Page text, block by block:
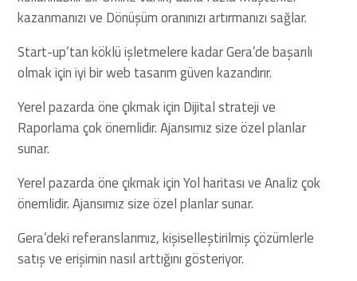
kazanmanızı ve Dönüşüm oranınızı artırmanızı sağlar.
Start-up’tan köklü işletmelere kadar Gera’de başarılı
olmak için iyi bir web tasarım güven kazandırır.
Yerel pazarda öne çıkmak için Dijital strateji ve
Raporlama çok önemlidir. Ajansımız size özel planlar
sunar.
Yerel pazarda öne çıkmak için Yol haritası ve Analiz çok
önemlidir. Ajansımız size özel planlar sunar.
Gera’deki referanslarımız, kişiselleştirilmiş çözümlerle
satış ve erişimin nasıl arttığını gösteriyor.